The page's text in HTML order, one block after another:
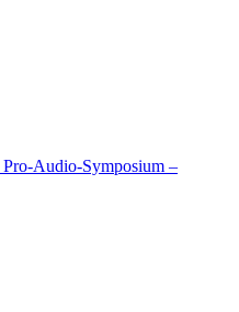
Audio-Symposium –